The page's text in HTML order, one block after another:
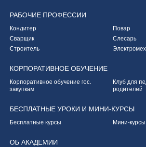
РАБОЧИЕ ПРОФЕССИИ
Кондитер
Повар
Сварщик
Слесарь
Строитель
КОРПОРАТИВНОЕ ОБУЧЕНИЕ
Корпоративное обучение гос.
закупкам
Клуб для
родителей
БЕСПЛАТНЫЕ УРОКИ И МИНИ-КУРСЫ
Бесплатные курсы Мини-курсы
ОБ АКАДЕМИИ